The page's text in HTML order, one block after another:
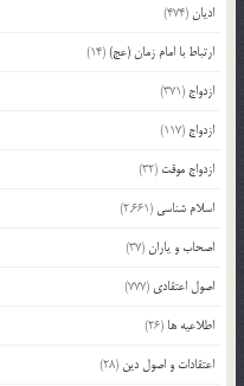
ادیان(474)
ارتباط با امام زمان (عج)(14)
ازدواج (371)
ازدواج (117)
ازدواج موقت (32)
اسلام شناسی (2,661)
اصحاب و یاران(37)
اصول اعتقادی (777)
اطلاعیه ها (26)
اعتقادات و اصول دین (28)